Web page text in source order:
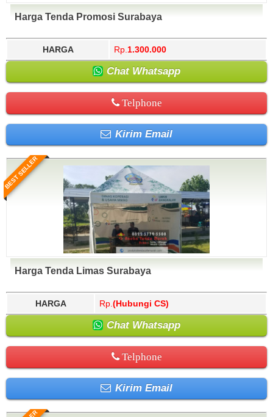
Harga Tenda Promosi Surabaya
HARGA Rp. 1.300.000
Chat Whatsapp
Telphone
Kirim Email
BEST SELLER
Harga Tenda Limas Surabaya
HARGA Rp. (Hubungi CS)
Chat Whatsapp
Telphone
Kirim Email